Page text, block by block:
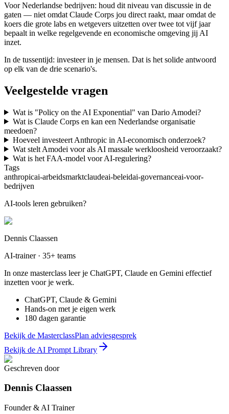
Voor Nederlandse bedrijven: houd dit niveau van discussie in de
gaten — niet omdat Claude Corps jou direct raakt, maar omdat de
koers die grote labs en wetgevers uitzetten over twee tot vijf jaar
bepaalt in welke regelgevende en economische omgeving jij AI
inzet.
In de tussentijd: investeer in je mensen. Dat is het solide antwoord
op elk van de drie scenario's.
Veelgestelde vragen
Wat is "Policy on the AI Exponential" van Dario Amodei?
Wat is Claude Corps en kan een Nederlandse organisatie
meedoen?
Hoeveel investeert Anthropic in AI-economisch onderzoek?
Wat stelt Amodei voor als AI massale werkloosheid veroorzaakt?
Wat is het FAA-model voor AI-regulering?
Tags
anthropicai-arbeidsmarktclaudeai-beleidai-governanceai-voor-
bedrijven
AI-tools leren gebruiken?
Dennis Claassen
AI-trainer · 35+ teams
In onze masterclass leer je ChatGPT, Claude en Gemini effectief
inzetten voor je werk.
ChatGPT, Claude & Gemini
Hands-on met je eigen werk
180 dagen garantie
Bekijk de MasterclassPlan adviesgesprek
Bekijk de AI Prompt Library
Geschreven door
Dennis Claassen
Founder & AI Trainer